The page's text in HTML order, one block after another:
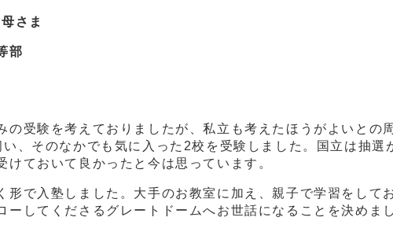
さま
部
受験を考えておりましたが、私立も考えたほうがよいとの
、そのなかでも気に入った2校を受験しました。国立は抽選
けておいて良かったと今は思っています。
で入塾しました。大手のお教室に加え、親子で学習をして
ーしてくださるグレートドームへお世話になることを決めま